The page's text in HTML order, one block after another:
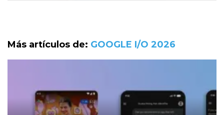
Más artículos de: GOOGLE I/O 2026